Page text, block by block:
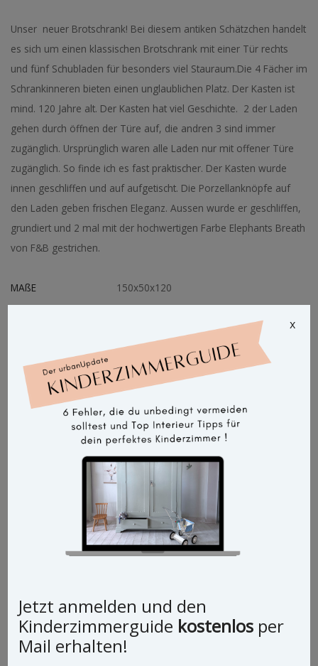
Unser neuer Brotschrank! Bei diesem antiken Schätzchen handelt
es sich um einen klassischen Brotschrank mit einer Tür rechts
und fünf Schubladen für besonders viel Stauraum.Die 4 Fächer im
Schrankinneren bieten einen unglaublichen Platz. Der Kasten ist
mind. 120 Jahre alt. Der Kasten hat viel Geschichte. 2 der Laden
gehen durch öffnen der Türe auf, die andren 3 sind immer
zugänglich. Ursprünglich waren alle Laden nur mit offener Türe
zugänglich. So finde ich es fast praktischer. Der Kasten wurde
innen geschliffen und auf aufgetischt. Die Porzellanknöpfe auf
den Laden geben frischen Eleganz. Aussen wurde er geschliffen,
grundiert und 2 mal mit der hochwertigen Farbe Elephants Breath
von F&B gestrichen.
MAßE 150x50x120
x
Jetzt anmelden und den
Kinderzimmerguide kostenlos per
Mail erhalten!